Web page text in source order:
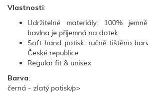
Vlastnosti:
Udržitelné materiály: 100%
bavlna je příjemná na dotek
Soft hand potisk: ručně tištěno
České republice
Regular fit & unisex
Barva:
černá - zlatý potisk/p>